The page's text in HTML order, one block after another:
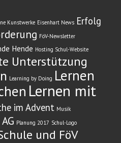
Kunstwerke Eisenhart News Erfolg
FöV-Newsletter
Hende Hosting Schul-Website
Unterstützung
Learning by Doing Lernen
Lernen mit
im Advent Musik
Planung 2017 Schul-Logo
und FöV